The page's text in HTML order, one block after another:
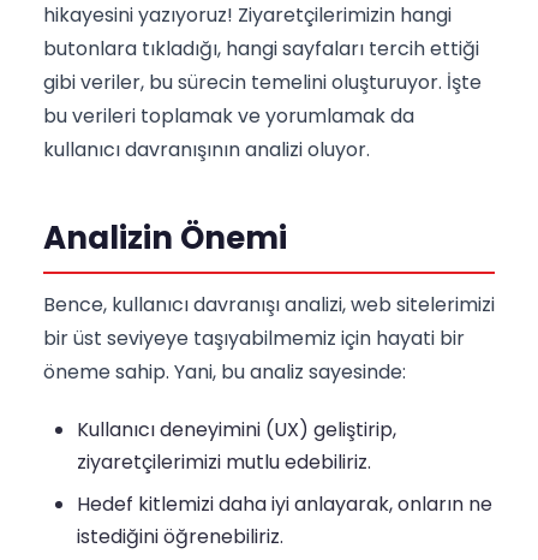
hikayesini yazıyoruz! Ziyaretçilerimizin hangi
butonlara tıkladığı, hangi sayfaları tercih ettiği
gibi veriler, bu sürecin temelini oluşturuyor. İşte
bu verileri toplamak ve yorumlamak da
kullanıcı davranışının analizi oluyor.
Analizin Önemi
Bence, kullanıcı davranışı analizi, web sitelerimizi
bir üst seviyeye taşıyabilmemiz için hayati bir
öneme sahip. Yani, bu analiz sayesinde:
Kullanıcı deneyimini (UX) geliştirip,
ziyaretçilerimizi mutlu edebiliriz.
Hedef kitlemizi daha iyi anlayarak, onların ne
istediğini öğrenebiliriz.